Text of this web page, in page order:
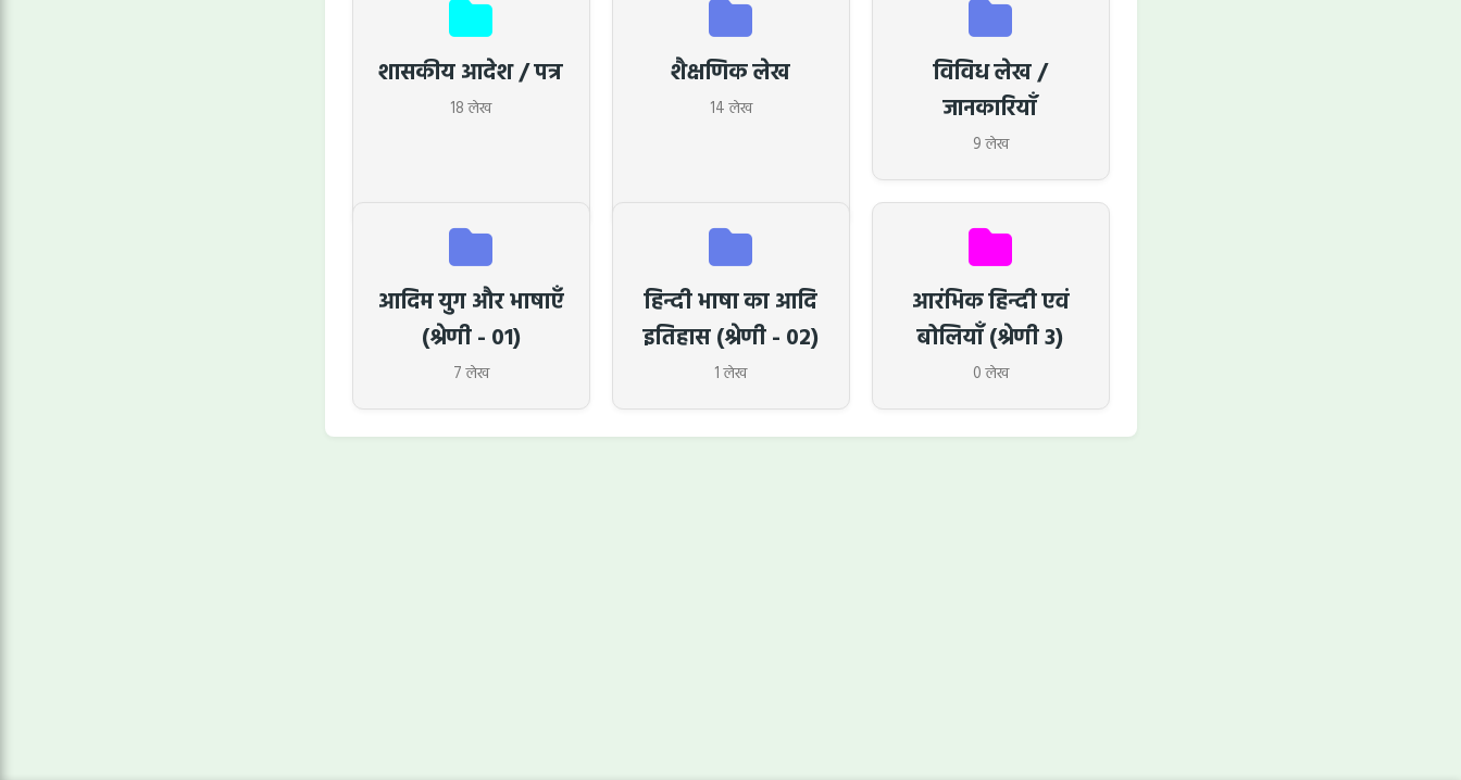
शासकीय आदेश / पत्र
18 लेख
शैक्षणिक लेख
14 लेख
विविध लेख /
जानकारियाॅं
9 लेख
आदिम युग और भाषाएँ
(श्रेणी - 01)
7 लेख
हिन्दी भाषा का आदि
इतिहास (श्रेणी - 02)
1 लेख
आरंभिक हिन्दी एवं
बोलियाँ (श्रेणी 3)
0 लेख